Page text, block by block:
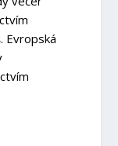
Evropská